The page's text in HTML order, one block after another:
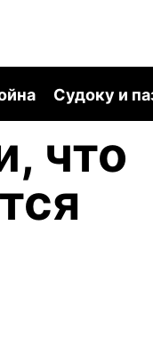
Судоку и
что